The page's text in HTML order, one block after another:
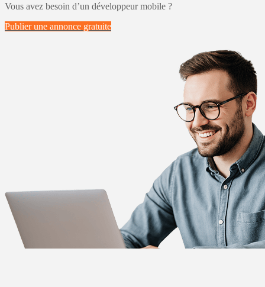
Vous avez besoin d’un développeur mobile ?
Publier une annonce gratuite